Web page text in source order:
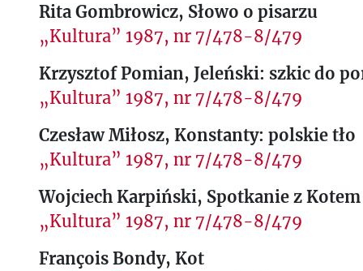
Rita Gombrowicz, Słowo o pisarzu
„Kultura” 1987, nr 7/478-8/479
Krzysztof Pomian, Jeleński: szkic do
„Kultura” 1987, nr 7/478-8/479
Czesław Miłosz, Konstanty: polskie tło
„Kultura” 1987, nr 7/478-8/479
Wojciech Karpiński, Spotkanie z
„Kultura” 1987, nr 7/478-8/479
François Bondy, Kot